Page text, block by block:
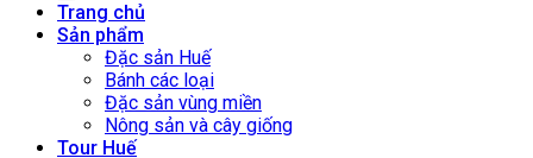
Trang chủ
Sản phẩm
Đặc sản Huế
Bánh các loại
Đặc sản vùng miền
Nông sản và cây giống
Tour Huế